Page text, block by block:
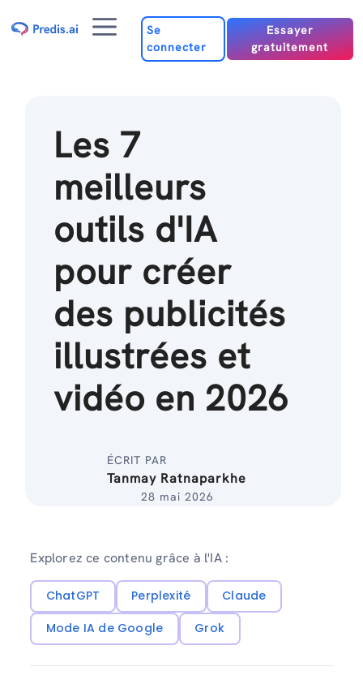
au
Menu
Se
connecter
Essayer
gratuitement
Les 7
meilleurs
outils d'IA
pour créer
des publicités
illustrées et
vidéo en 2026
ÉCRIT PAR
Tanmay Ratnaparkhe
28 mai 2026
Explorez ce contenu grâce à l'IA :
ChatGPT Perplexité
Claude
Mode IA de Google
Grok